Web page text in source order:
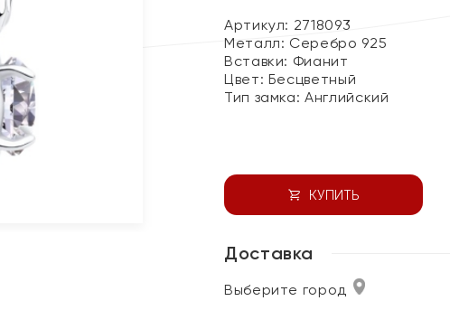
Артикул: 2718093
Металл: Серебро 925
Вставки: Фианит
Цвет: Бесцветный
Тип замка:Английский
КУПИТЬ
Доставка
Выберите город